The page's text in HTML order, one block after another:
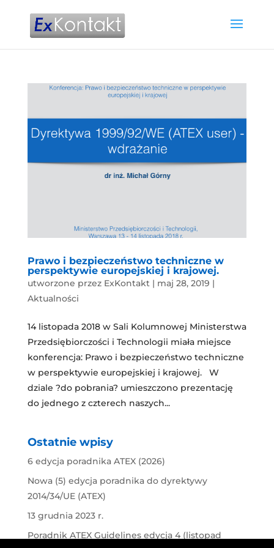
Prawo i bezpieczeństwo techniczne w
perspektywie europejskiej i krajowej.
utworzone przez ExKontakt| maj 28, 2019 |
Aktualności
14 listopada 2018 w Sali Kolumnowej Ministerstwa
Przedsiębiorczości i Technologii miała miejsce
konferencja: Prawo i bezpieczeństwo techniczne
w perspektywie europejskiej i krajowej. W
dziale ?do pobrania? umieszczono prezentację
do jednego z czterech naszych...
Ostatnie wpisy
6 edycja poradnika ATEX (2026)
Nowa (5) edycja poradnika do dyrektywy
2014/34/UE (ATEX)
13 grudnia 2023 r.
Poradnik ATEX Guidelines edycja 4 (listopad